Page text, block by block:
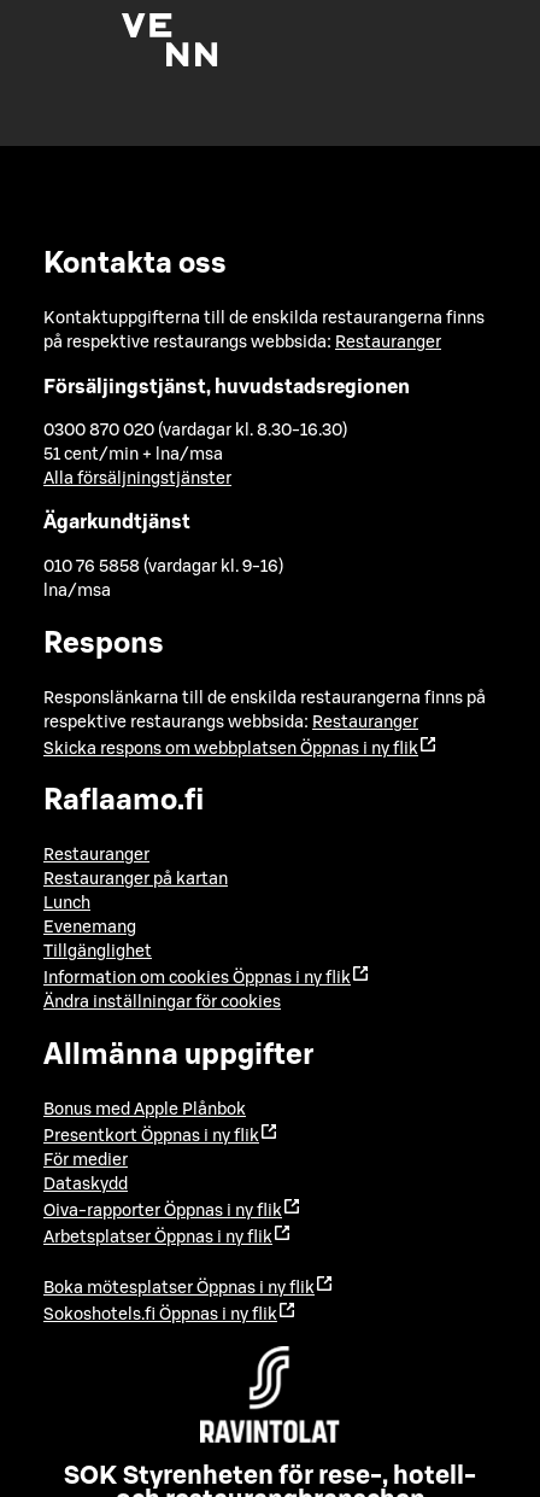
Kontakta oss
Kontaktuppgifterna till de enskilda restaurangerna finns
på respektive restaurangs webbsida: Restauranger
Försäljingstjänst, huvudstadsregionen
0300 870 020 (vardagar kl. 8.30-16.30)
51 cent/min + lna/msa
Alla försäljningstjänster
Ägarkundtjänst
010 76 5858 (vardagar kl. 9-16)
lna/msa
Respons
Responslänkarna till de enskilda restaurangerna finns på
respektive restaurangs webbsida: Restauranger
Skicka respons om webbplatsen Öppnas i ny flik
Raflaamo.fi
Restauranger
Restauranger på kartan
Lunch
Evenemang
Tillgänglighet
Information om cookies Öppnas i ny flik
Ändra inställningar för cookies
Allmänna uppgifter
Bonus med Apple Plånbok
Presentkort Öppnas i ny flik
För medier
Dataskydd
Oiva-rapporter Öppnas i ny flik
Arbetsplatser Öppnas i ny flik
Boka mötesplatser Öppnas i ny flik
Sokoshotels.fi Öppnas i ny flik
SOK Styrenheten för rese-, hotell-